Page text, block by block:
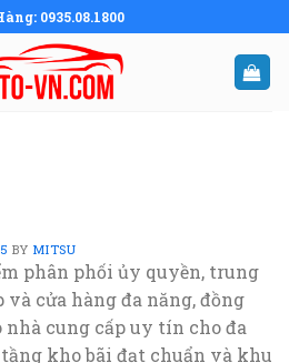
0935.08.1800
BY MITSU
phân phối ủy quyền, trung
cửa hàng đa năng, đồng
cung cấp uy tín cho đa
kho bãi đạt chuẩn và khu